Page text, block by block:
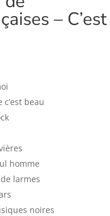
– C’est
beau
homme
de larmes
noires